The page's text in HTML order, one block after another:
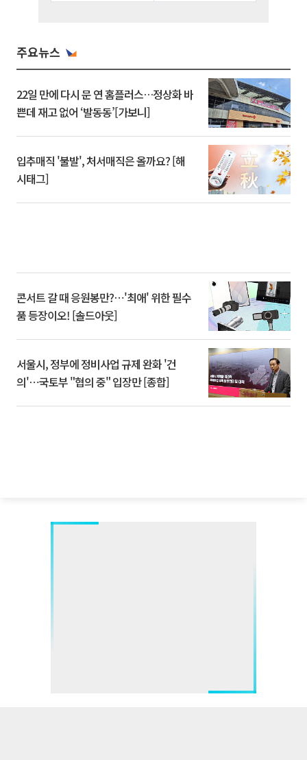
주요뉴스
22일 만에 다시 문 연 홈플러스…정상화 바
쁜데 재고 없어 ‘발동동’[가보니]
입추매직 '불발', 처서매직은 올까요? [해
시태그]
콘서트 갈 때 응원봉만?⋯'최애' 위한 필수
품 등장이오! [솔드아웃]
서울시, 정부에 정비사업 규제 완화 '건
의'⋯국토부 "협의 중" 입장만 [종합]